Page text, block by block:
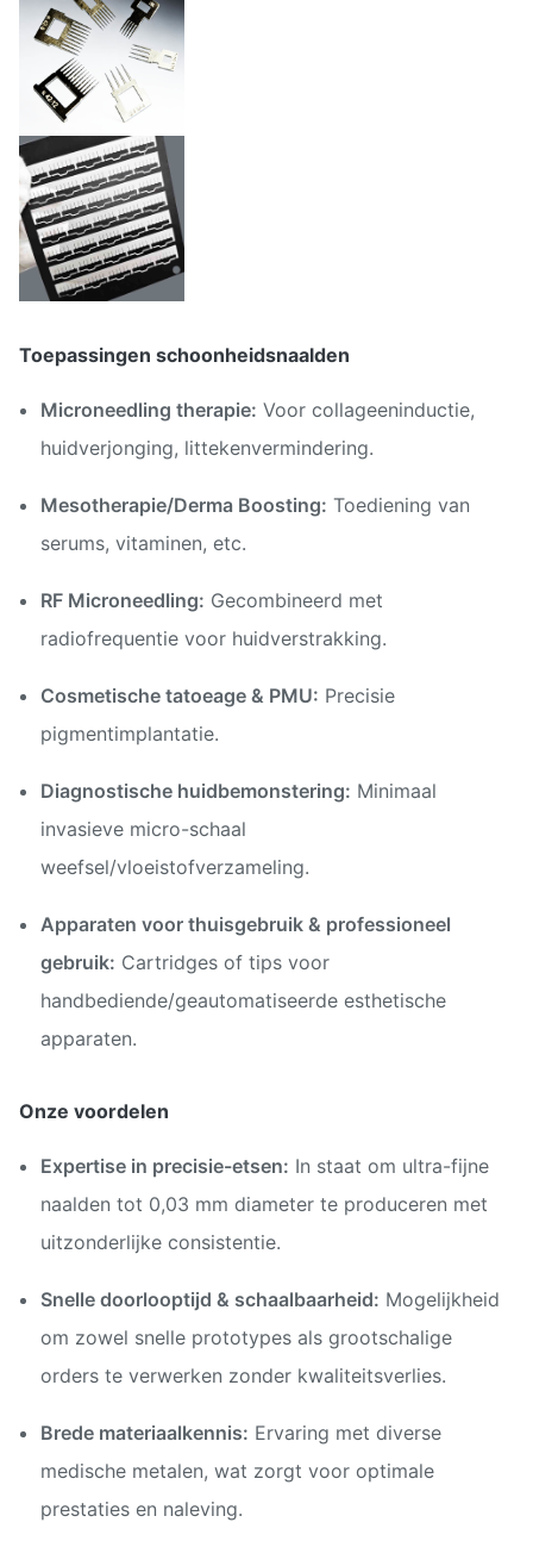
Toepassingen schoonheidsnaalden
Microneedling therapie: Voor collageeninductie,
huidverjonging, littekenvermindering.
Mesotherapie/Derma Boosting: Toediening van
serums, vitaminen, etc.
RF Microneedling: Gecombineerd met
radiofrequentie voor huidverstrakking.
Cosmetische tatoeage & PMU: Precisie
pigmentimplantatie.
Diagnostische huidbemonstering: Minimaal
invasieve micro-schaal
weefsel/vloeistofverzameling.
Apparaten voor thuisgebruik & professioneel
gebruik: Cartridges of tips voor
handbediende/geautomatiseerde esthetische
apparaten.
Onze voordelen
Expertise in precisie-etsen: In staat om ultra-fijne
naalden tot 0,03 mm diameter te produceren met
uitzonderlijke consistentie.
Snelle doorlooptijd & schaalbaarheid: Mogelijkheid
om zowel snelle prototypes als grootschalige
orders te verwerken zonder kwaliteitsverlies.
Brede materiaalkennis: Ervaring met diverse
medische metalen, wat zorgt voor optimale
prestaties en naleving.